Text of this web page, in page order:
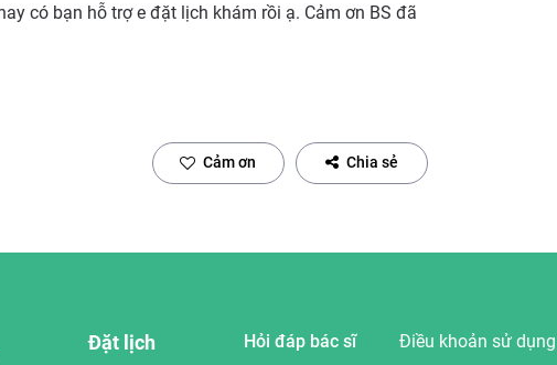
có bạn hỗ trợ e đặt lịch khám rồi ạ. Cảm ơn BS đã
Cảm ơn Chia sẻ
Đặt lịch
Hỏi đáp bác sĩ
Điều khoản sử dụng